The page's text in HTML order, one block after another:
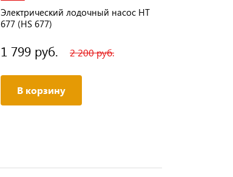
Электрический лодочный насос HT
677 (HS 677)
1 799 руб. 2 200 руб.
В корзину